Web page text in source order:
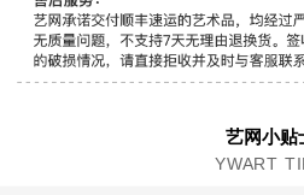
艺网小贴
YWART